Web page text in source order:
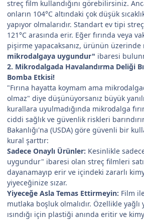
streç film kullandığını görebilirsiniz.
onların 104°C altındaki çok düşük
yapıyor olmalarıdır. Standart ev tipi
121°C arasında erir. Eğer fırında veya
pişirme yapacaksanız, ürünün üzerinde
mikrodalgaya uygundur" ibaresi
2. Mikrodalgada Havalandırma Deliği
Bomba Etkisi!
"Fırına hayatta koymam ama
olmaz" diye düşünüyorsanız büyük
kurallara uyulmadığında mikrodalga
ciddi sağlık ve güvenlik riskleri
Bakanlığı'na (USDA) göre güvenli bir
kural şarttır:
Sadece Onaylı Ürünler: Kesinlikle
uygundur" ibaresi olan streç filmleri
dayanamayıp erir ve içindeki zararlı
yiyeceğinize sızar.
Yiyeceğe Asla Temas Ettirmeyin: Film
mutlaka boşluk olmalıdır. Özellikle yağlı
ısındığı için plastiği anında eritir ve